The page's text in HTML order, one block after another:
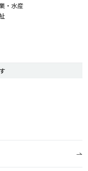
・水産